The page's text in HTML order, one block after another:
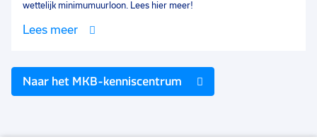
wettelijk minimumuurloon. Lees hier meer!
Lees meer
Naar het MKB-kenniscentrum